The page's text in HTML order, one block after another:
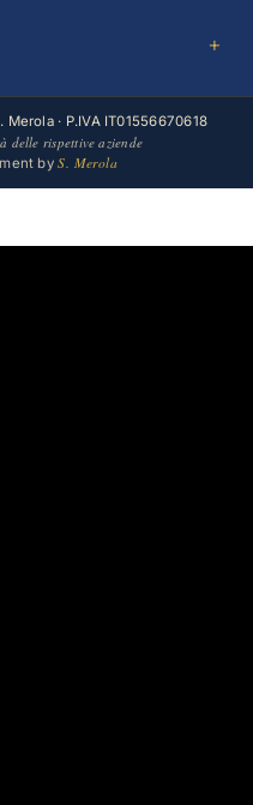
· P.IVA IT01556670618
delle rispettive aziende
byS. Merola